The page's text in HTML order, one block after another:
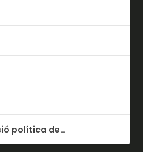
política de…